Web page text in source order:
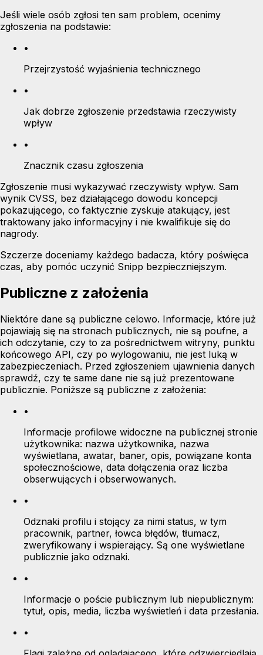
Jeśli wiele osób zgłosi ten sam problem, ocenimy
zgłoszenia na podstawie:
•
Przejrzystość wyjaśnienia technicznego
•
Jak dobrze zgłoszenie przedstawia rzeczywisty
wpływ
•
Znacznik czasu zgłoszenia
Zgłoszenie musi wykazywać rzeczywisty wpływ. Sam
wynik CVSS, bez działającego dowodu koncepcji
pokazującego, co faktycznie zyskuje atakujący, jest
traktowany jako informacyjny i nie kwalifikuje się do
nagrody.
Szczerze doceniamy każdego badacza, który poświęca
czas, aby pomóc uczynić Snipp bezpieczniejszym.
Publiczne z założenia
Niektóre dane są publiczne celowo. Informacje, które już
pojawiają się na stronach publicznych, nie są poufne, a
ich odczytanie, czy to za pośrednictwem witryny, punktu
końcowego API, czy po wylogowaniu, nie jest luką w
zabezpieczeniach. Przed zgłoszeniem ujawnienia danych
sprawdź, czy te same dane nie są już prezentowane
publicznie. Poniższe są publiczne z założenia:
•
Informacje profilowe widoczne na publicznej stronie
użytkownika: nazwa użytkownika, nazwa
wyświetlana, awatar, baner, opis, powiązane konta
społecznościowe, data dołączenia oraz liczba
obserwujących i obserwowanych.
•
Odznaki profilu i stojący za nimi status, w tym
pracownik, partner, łowca błędów, tłumacz,
zweryfikowany i wspierający. Są one wyświetlane
publicznie jako odznaki.
•
Informacje o poście publicznym lub niepublicznym:
tytuł, opis, media, liczba wyświetleń i data przesłania.
•